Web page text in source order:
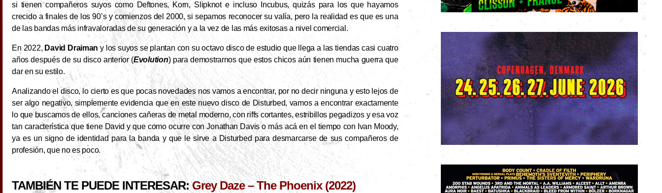
si tienen compañeros suyos como Deftones, Korn, Slipknot e incluso Incubus, quizás para los que hayamos
crecido a finales de los 90’s y comienzos del 2000, si sepamos reconocer su valía, pero la realidad es que es una
de las bandas más infravaloradas de su generación y a la vez de las más exitosas a nivel comercial.
En 2022, David Draiman y los suyos se plantan con su octavo disco de estudio que llega a las tiendas casi cuatro
años después de su disco anterior (Evolution) para demostrarnos que estos chicos aún tienen mucha guerra que
dar en su estilo.
Analizando el disco, lo cierto es que pocas novedades nos vamos a encontrar, por no decir ninguna y esto lejos de
ser algo negativo, simplemente evidencia que en este nuevo disco de Disturbed, vamos a encontrar exactamente
lo que buscamos de ellos, canciones cañeras de metal moderno, con riffs cortantes, estribillos pegadizos y esa voz
tan característica que tiene David y que como ocurre con Jonathan Davis o más acá en el tiempo con Ivan Moody,
ya es un signo de identidad para la banda y que le sirve a Disturbed para desmarcarse de sus compañeros de
profesión, que no es poco.
TAMBIÉN TE PUEDE INTERESAR:Grey Daze – The Phoenix (2022)